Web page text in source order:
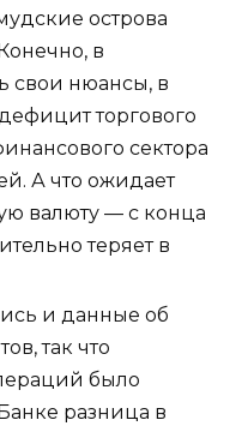
острова
в
свои нюансы, в
торгового
сектора
А что ожидает
валюту — с конца
теряет в
и данные об
так что
было
разница в